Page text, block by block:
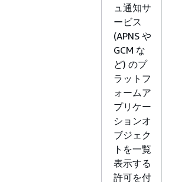
ュ通知サ
ービス
(APNS や
GCM な
ど) のプ
ラットフ
ォームア
プリケー
ションオ
ブジェク
トを一覧
表示する
許可を付